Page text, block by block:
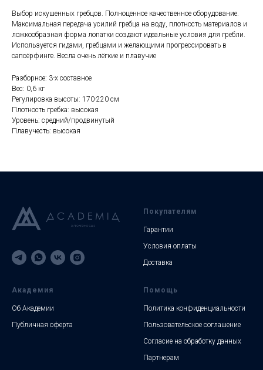
Выбор искушенных гребцов. Полноценное качественное оборудование.
Максимальная передача усилий гребца на воду, плотность материалов и
ложкообразная форма лопатки создают идеальные условия для гребли.
Используется гидами, гребцами и желающими прогрессировать в
сапсёрфинге. Весла очень лёгкие и плавучие
Разборное: 3-х составное
Вес: 0,6 кг
Регулировка высоты: 170-220 см
Плотность гребка: высокая
Уровень: средний/продвинутый
Плавучесть: высокая
Покупателям
Гарантии
Условия оплаты
Доставка
Академия
Об Академии
Публичная оферта
Помощь
Политика конфиденциальности
Пользовательское соглашение
Согласие на обработку данных
Партнерам